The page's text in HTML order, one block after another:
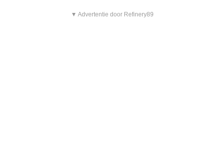
▼ Advertentie door Refinery89